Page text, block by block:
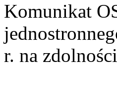
Komunikat
r. na